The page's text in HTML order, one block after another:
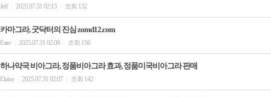
Jeff 2025.07.31 02:15 조회 132
카마그라, 굿닥터의 진심 zomd12.com
Ester 2025.07.31 02:08 조회 156
하나약국 비아그라, 정품비아그라 효과, 정품미국비아그라 판매
Elaine 2025.07.31 02:07 조회 142